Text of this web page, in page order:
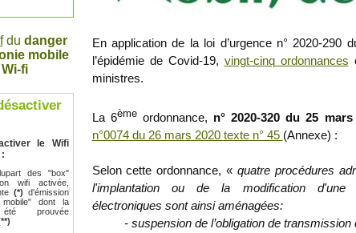
du danger
mobile
Wi-fi
le Wifi
des "box"
wifi activée,
(*) d'émission
mobile" dont la
prouvée
En application de la loi d’urgence n° 2020-290
l’épidémie de Covid-19, vingt-cinq ordonnances
ministres.
La 6èmeordonnance, n° 2020-320 du 25
n°0074 du 26 mars 2020 texte n° 45 (Annexe) :
Selon cette ordonnance, «quatre procédures
l'implantation ou de la modification d'une
électroniques sont ainsi aménagées:
- suspension de l’obligation de